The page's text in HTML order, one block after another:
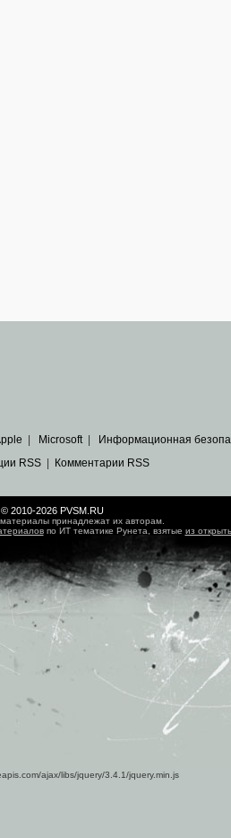
Microsoft| Информационная
RSS| Комментарии RSS
© 2010-2026 PVSM.RU
принадлежат их авторам.
по ИТ тематике Рунета, взятые из
ajax/libs/jquery/3.4.1/jquery.min.js